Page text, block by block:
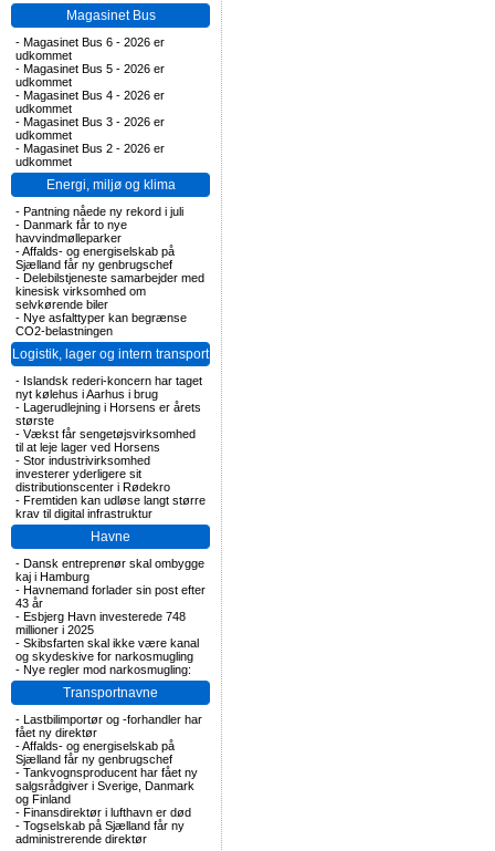
Magasinet Bus
- Magasinet Bus 6 - 2026 er
udkommet
- Magasinet Bus 5 - 2026 er
udkommet
- Magasinet Bus 4 - 2026 er
udkommet
- Magasinet Bus 3 - 2026 er
udkommet
- Magasinet Bus 2 - 2026 er
udkommet
Energi, miljø og klima
- Pantning nåede ny rekord i juli
- Danmark får to nye
havvindmølleparker
-Affalds- og energiselskab på
Sjælland får ny genbrugschef
- Delebilstjeneste samarbejder med
kinesisk virksomhed om
selvkørende biler
- Nye asfalttyper kan begrænse
CO2-belastningen
Logistik, lager og intern transport
- Islandsk rederi-koncern har taget
nyt kølehus i Aarhus i brug
- Lagerudlejning i Horsens er årets
største
- Vækst får sengetøjsvirksomhed
til at leje lager ved Horsens
- Stor industrivirksomhed
investerer yderligere sit
distributionscenter i Rødekro
- Fremtiden kan udløse langt større
krav til digital infrastruktur
Havne
- Dansk entreprenør skal ombygge
kaj i Hamburg
- Havnemand forlader sin post efter
43 år
- Esbjerg Havn investerede 748
millioner i 2025
- Skibsfarten skal ikke være kanal
og skydeskive for narkosmugling
- Nye regler mod narkosmugling:
Transportnavne
- Lastbilimportør og -forhandler har
fået ny direktør
-Affalds- og energiselskab på
Sjælland får ny genbrugschef
- Tankvognsproducent har fået ny
salgsrådgiver i Sverige, Danmark
og Finland
- Finansdirektør i lufthavn er død
- Togselskab på Sjælland får ny
administrerende direktør